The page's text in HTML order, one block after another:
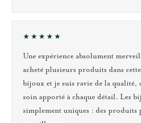
★★★★★
Une expérience absolument
acheté plusieurs produits dans
bijoux et je suis ravie de la qualité,
soin apporté à chaque détail. Les
simplement uniques : des produits